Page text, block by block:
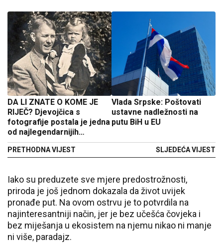
DA LI ZNATE O KOME JE
RIJEČ? Djevojčica s
fotografije postala je jedna
od najlegendarnijih
balkanskih glumica
PRETHODNA VIJEST
Vlada Srpske: Poštovati
ustavne nadležnosti na
putu BiH u EU
SLJEDEĆA VIJEST
Iako su preduzete sve mjere predostrožnosti,
priroda je još jednom dokazala da život uvijek
pronađe put. Na ovom ostrvu je to potvrdila na
najinteresantniji način, jer je bez učešća čovjeka i
bez miješanja u ekosistem na njemu nikao ni manje
ni više, paradajz.